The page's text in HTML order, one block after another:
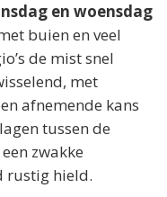
en woensdag
buien en veel
de mist snel
met
afnemende kans
lagen tussen de
zwakke
rustig hield.